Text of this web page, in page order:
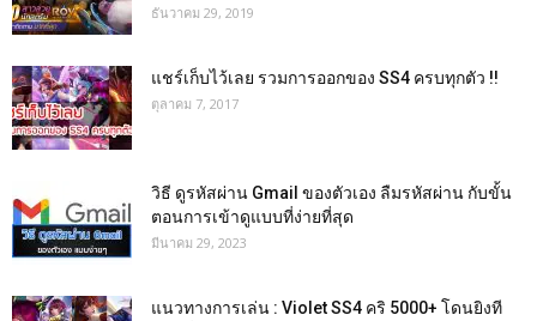
ธันวาคม 29, 2019
แชร์เก็บไว้เลย รวมการออกของ SS4 ครบทุกตัว !!
ตุลาคม 7, 2017
วิธี ดูรหัสผ่าน Gmail ของตัวเอง ลืมรหัสผ่าน กับขั้น
ตอนการเข้าดูแบบที่ง่ายที่สุด
มีนาคม 29, 2023
แนวทางการเล่น : Violet SS4 คริ 5000+ โดนยิงที